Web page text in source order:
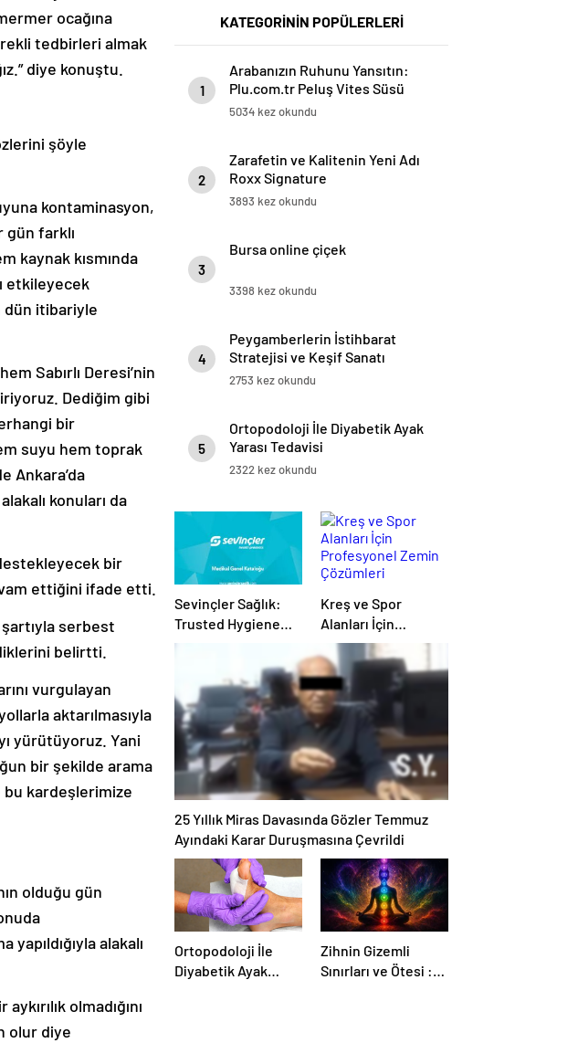
ocağına
tedbirleri almak
diye konuştu.
şöyle
kontaminasyon,
gün farklı
kaynak kısmında
etkileyecek
dün itibariyle
Sabırlı Deresi’nin
Dediğim gibi
bir
suyu hem toprak
Ankara’da
konuları da
bir
ettiğini ifade etti.
serbest
belirtti.
vurgulayan
aktarılmasıyla
yürütüyoruz. Yani
bir şekilde arama
kardeşlerimize
olduğu gün
alakalı
olmadığını
olur diye
KATEGORİNİN POPÜLERLERİ
1
Arabanızın Ruhunu Yansıtın:
Plu.com.tr Peluş Vites Süsü
Modelleri
5034 kez okundu
2
Zarafetin ve Kalitenin Yeni Adı
Roxx Signature
3893 kez okundu
3
Bursa online çiçek
3398 kez okundu
4
Peygamberlerin İstihbarat
Stratejisi ve Keşif Sanatı
2753 kez okundu
5
Ortopodoloji İle Diyabetik Ayak
Yarası Tedavisi
2322 kez okundu
Sevinçler Sağlık:
Trusted Hygiene
Product
Manufacturer in
Turkey
Kreş ve Spor
Alanları İçin
Profesyonel Zemin
Çözümleri
25 Yıllık Miras Davasında Gözler Temmuz
Ayındaki Karar Duruşmasına Çevrildi
Ortopodoloji İle
Diyabetik Ayak
Zihnin Gizemli
Sınırları ve Ötesi :